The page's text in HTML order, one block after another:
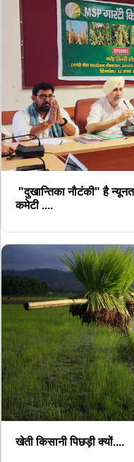
"दुखान्तिका नौटंकी" है
कमेटी ....
खेती किसानी पिछड़ी क्यों....